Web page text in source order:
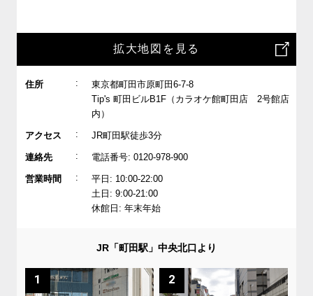
拡大地図を見る
住所 :
東京都町田市原町田6-7-8
Tip's 町田ビルB1F（カラオケ館町田店 2号館店
内）
アクセス : JR町田駅徒歩3分
連絡先 : 電話番号: 0120-978-900
営業時間 :
平日: 10:00-22:00
土日: 9:00-21:00
休館日: 年末年始
JR「町田駅」中央北口より
1 2